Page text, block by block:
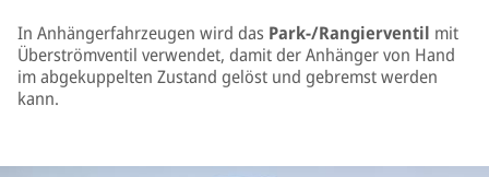
In Anhängerfahrzeugen wird das Park-/Rangierventil mit
Überströmventil verwendet, damit der Anhänger von Hand
im abgekuppelten Zustand gelöst und gebremst werden
kann.